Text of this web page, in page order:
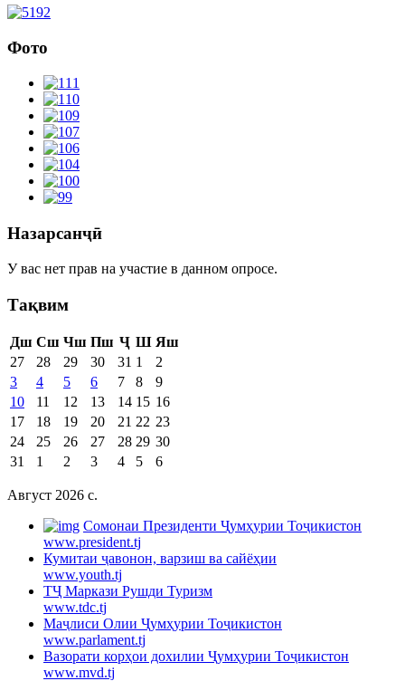
Фото
Назарсанҷӣ
У вас нет прав на участие в данном опросе.
Тақвим
Дш Сш Чш Пш Ҷ Ш Яш
27
28 29 30 31 1
2
3
4 5 6 7 8
9
10
11 12 13 14 15 16
17
18 19 20 21 22 23
24
25 26 27 28 29 30
31
1 2 3 4 5 6
Август 2026 c.
Cомонаи Президенти Ҷумҳурии Тоҷикистон
www.president.tj
Кумитаи ҷавонон, варзиш ва сайёҳии
www.youth.tj
ТҶ Маркази Рушди Туризм
www.tdc.tj
Маҷлиси Олии Ҷумҳурии Тоҷикистон
www.parlament.tj
Вазорати корҳои дохилии Ҷумҳурии Тоҷикистон
www.mvd.tj